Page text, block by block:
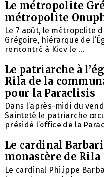
Le métropolite
métropolite
Le 7 août, le métropolite
Grégoire, hiérarque de
rencontré à Kiev le ...
Le patriarche à
Rila de la
pour la Paraclisis
Dans l’après-midi du
Sainteté le patriarche
présidé l’office de la
Le cardinal
monastère de Rila
Le cardinal Philippe